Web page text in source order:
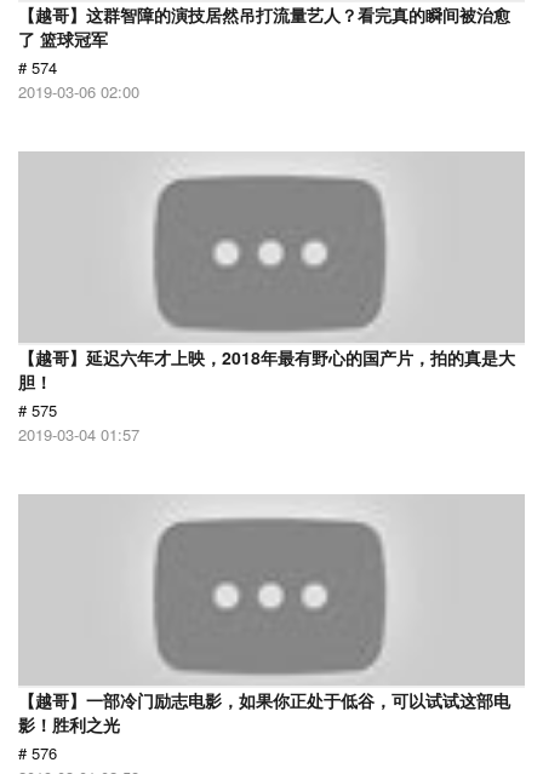
【越哥】这群智障的演技居然吊打流量艺人？看完真的瞬间被治愈
了 篮球冠军
# 574
2019-03-06 02:00
【越哥】延迟六年才上映，2018年最有野心的国产片，拍的真是大
胆！
# 575
2019-03-04 01:57
【越哥】一部冷门励志电影，如果你正处于低谷，可以试试这部电
影！胜利之光
# 576